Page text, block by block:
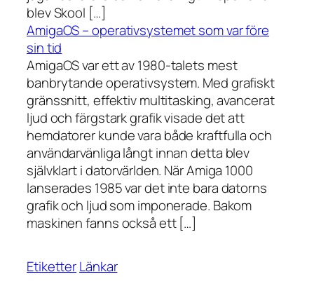
blev Skool […]
AmigaOS – operativsystemet som var före
sin tid
AmigaOS var ett av 1980-talets mest
banbrytande operativsystem. Med grafiskt
gränssnitt, effektiv multitasking, avancerat
ljud och färgstark grafik visade det att
hemdatorer kunde vara både kraftfulla och
användarvänliga långt innan detta blev
självklart i datorvärlden. När Amiga 1000
lanserades 1985 var det inte bara datorns
grafik och ljud som imponerade. Bakom
maskinen fanns också ett […]
EtiketterLänkar